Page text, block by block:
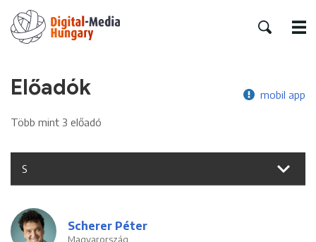
Előadók mobil app
Több mint 3 előadó
S
Scherer Péter
Magyarország